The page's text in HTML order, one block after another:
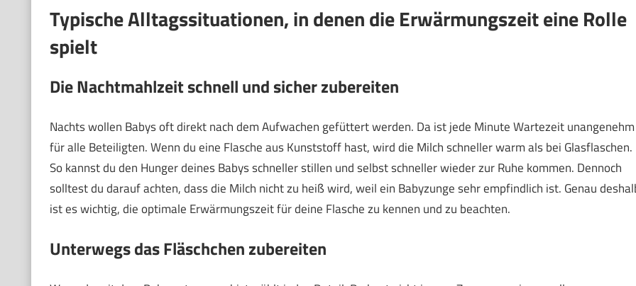
Typische Alltagssituationen, in denen die Erwärmungszeit eine Rolle
spielt
Die Nachtmahlzeit schnell und sicher zubereiten
Nachts wollen Babys oft direkt nach dem Aufwachen gefüttert werden. Da ist jede Minute Wartezeit unangenehm
für alle Beteiligten. Wenn du eine Flasche aus Kunststoff hast, wird die Milch schneller warm als bei Glasflaschen.
So kannst du den Hunger deines Babys schneller stillen und selbst schneller wieder zur Ruhe kommen. Dennoch
solltest du darauf achten, dass die Milch nicht zu heiß wird, weil ein Babyzunge sehr empfindlich ist. Genau
ist es wichtig, die optimale Erwärmungszeit für deine Flasche zu kennen und zu beachten.
Unterwegs das Fläschchen zubereiten